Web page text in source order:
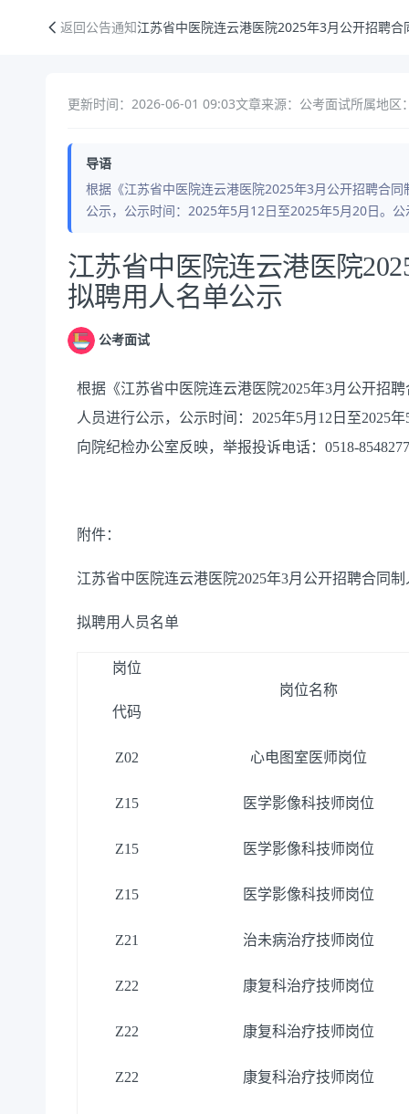
返回公告通知江苏省中医院连云港医院2025年3月公开招聘
更新时间：2026-06-01 09:03文章来源：公考面试所属地区
导语
根据《江苏省中医院连云港医院2025年3月公开招聘合
公示，公示时间：2025年5月12日至2025年5月20日。
公告正文
江苏省中医院连云港医院
拟聘用人名单公示
公考面试
根据《江苏省中医院连云港医院2025年3月公开招
人员进行公示，公示时间：2025年5月12日至2025
向院纪检办公室反映，举报投诉电话：0518-
附件：
江苏省中医院连云港医院2025年3月公开招聘合同制
拟聘用人员名单
岗位
代码
岗位名称
Z02 心电图室医师岗位
Z15 医学影像科技师岗位
Z15 医学影像科技师岗位
Z15 医学影像科技师岗位
Z21 治未病治疗技师岗位
Z22 康复科治疗技师岗位
Z22 康复科治疗技师岗位
Z22 康复科治疗技师岗位